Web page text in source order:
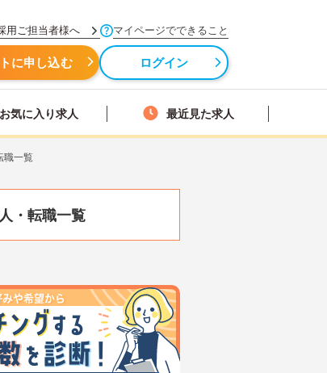
用ご担当者様へ マイページでできること
に申し込む ログイン
お気に入り求人 最近見た求人
職一覧
・転職一覧